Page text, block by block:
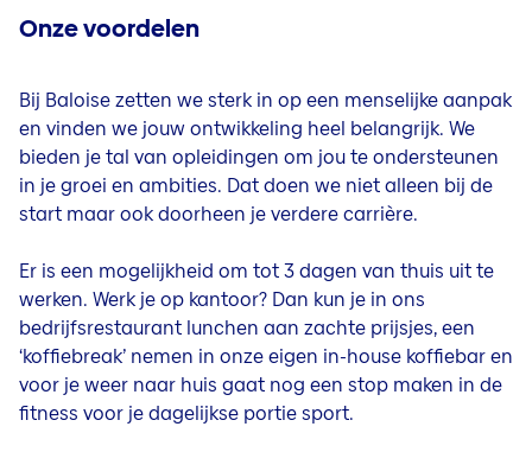
Onze voordelen
Bij Baloise zetten we sterk in op een menselijke aanpak
en vinden we jouw ontwikkeling heel belangrijk. We
bieden je tal van opleidingen om jou te ondersteunen
in je groei en ambities. Dat doen we niet alleen bij de
start maar ook doorheen je verdere carrière.
Er is een mogelijkheid om tot 3 dagen van thuis uit te
werken. Werk je op kantoor? Dan kun je in ons
bedrijfsrestaurant lunchen aan zachte prijsjes, een
‘koffiebreak’ nemen in onze eigen in-house koffiebar en
voor je weer naar huis gaat nog een stop maken in de
fitness voor je dagelijkse portie sport.